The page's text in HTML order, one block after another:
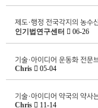
제도·행정 전국각지의 농수
인기법연구센터 06-26
기술·아이디어 운동화 전문
Chris 05-04
기술·아이디어 약국의 약사
Chris 11-14